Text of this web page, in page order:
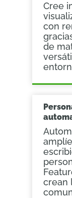
Cree
con
de
crean